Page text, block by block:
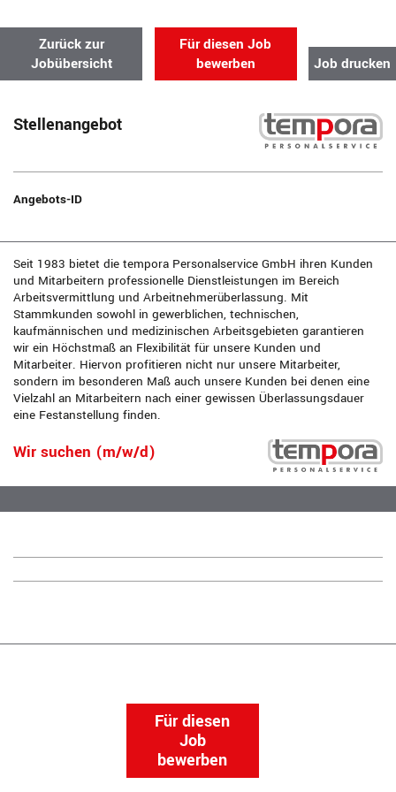
Zurück zur
Jobübersicht
Für diesen Job
bewerben
Job drucken
Stellenangebot
Angebots-ID
Seit 1983 bietet die tempora Personalservice GmbH ihren Kunden
und Mitarbeitern professionelle Dienstleistungen im Bereich
Arbeitsvermittlung und Arbeitnehmerüberlassung. Mit
Stammkunden sowohl in gewerblichen, technischen,
kaufmännischen und medizinischen Arbeitsgebieten garantieren
wir ein Höchstmaß an Flexibilität für unsere Kunden und
Mitarbeiter. Hiervon profitieren nicht nur unsere Mitarbeiter,
sondern im besonderen Maß auch unsere Kunden bei denen eine
Vielzahl an Mitarbeitern nach einer gewissen Überlassungsdauer
eine Festanstellung finden.
Wir suchen (m/w/d)
Für diesen
Job
bewerben